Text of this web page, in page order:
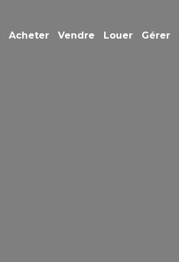
Acheter Vendre Louer Gérer